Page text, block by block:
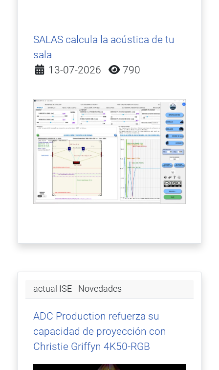
SALAS calcula la acústica de tu
sala
Detalles
13-07-2026 790
actual ISE - Novedades
ADC Production refuerza su
capacidad de proyección con
Christie Griffyn 4K50-RGB